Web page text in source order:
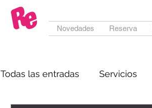
Novedades Reserva
Todas las entradas Servicios